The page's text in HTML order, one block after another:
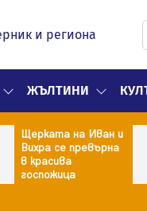
и региона
ЖЪЛТИНИ
Щерката на Иван и
Вихра се превърна
в красива
госпожица